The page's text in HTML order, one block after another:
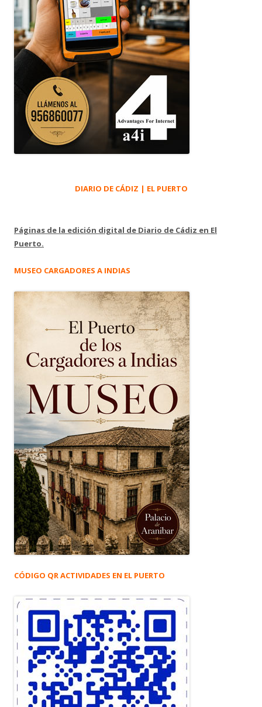
DIARIO DE CÁDIZ | EL PUERTO
Páginas de la edición digital de Diario de Cádiz en El
Puerto.
MUSEO CARGADORES A INDIAS
CÓDIGO QR ACTIVIDADES EN EL PUERTO